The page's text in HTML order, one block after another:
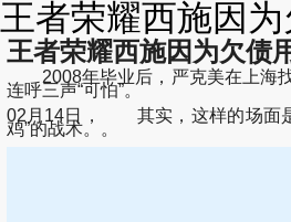
王者荣耀西施因
王者荣耀西施因为欠债
2008年毕业后，严克美在上海找
连呼三声“可怕”。
02月14日， 其实，这样的场面是
鸡”的战术。。